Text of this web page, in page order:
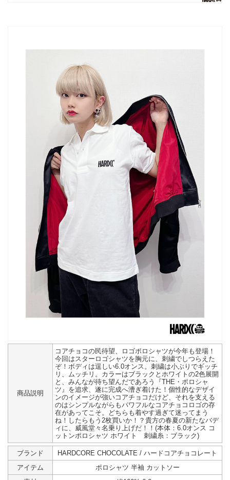
商品説明
コアチョコの民待望、ロゴポロシャツが今年も登場！
今回はスターロゴシャツを胸元に、刺繍でしつらえた
ぞ！ボディは逞しい6.0オンス。刺繍は小ぶりでギッチ
リ、ムッチリ。カラーはブラックとホワイトの2色展開
と、みんなが待ち望んだであろう『THE・ポロシャ
ツ』を追求、遂に完成へ漕ぎ着けた！個性的なデザイ
ンのイメージが強いコアチョコだけど、それを支える
のはシンプルながらもパワフルなコアチョコロゴの存
在があってこそ。どちらも着やす過ぎて迷ってまう
ね！したらもう2枚買いか！？貴方の春夏の新たなバデ
ィに、威風堂々名乗り上げだ！！(本体：6.0オンス コ
ットンポロシャツ ホワイト 刺繍糸：ブラック)
ブランド
HARDCORE CHOCOLATE / ハードコアチョコレート
アイテム
ポロシャツ 半袖 カットソー